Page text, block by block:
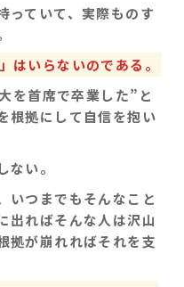
っていて、実際ものす
はいらないのである。
を首席で卒業した”と
根拠にして自信を抱い
い。
いつまでもそんなこと
出ればそんな人は沢山
拠が崩れればそれを支